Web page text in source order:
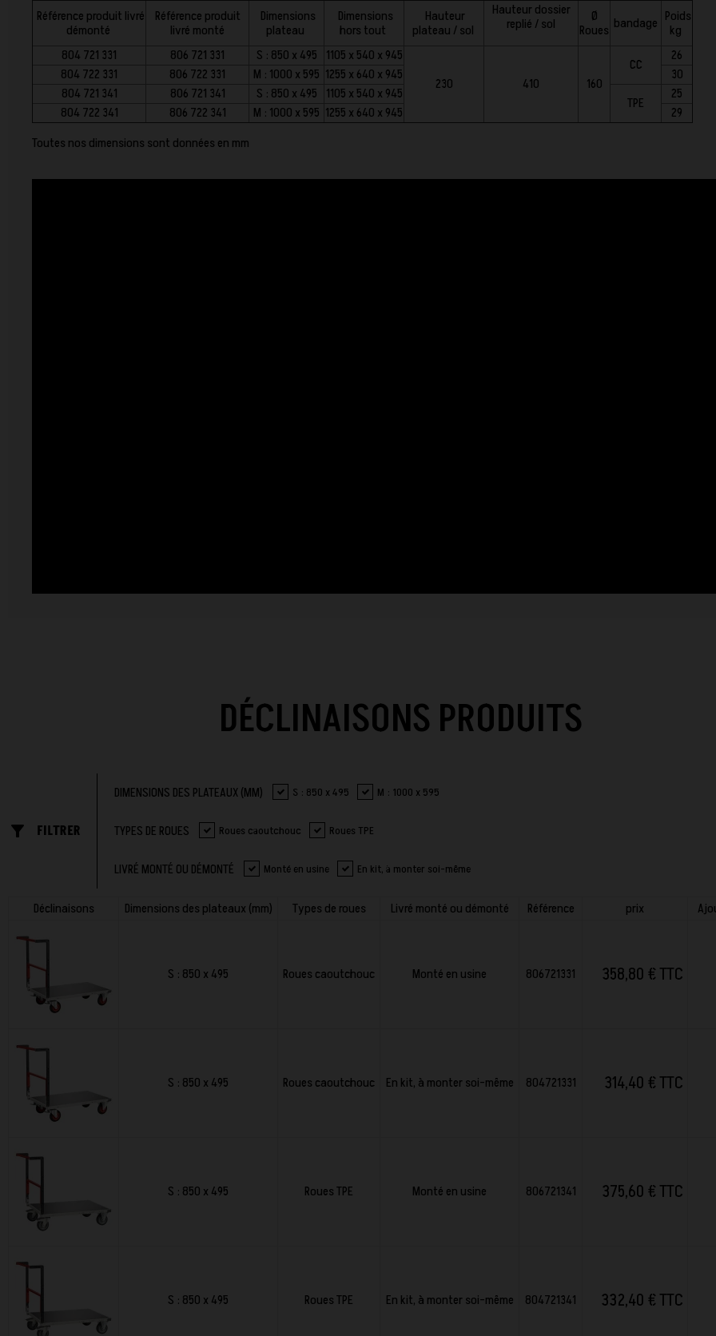
Référence produit livré
démonté
Référence produit
livré monté
Dimensions
plateau
Dimensions
hors tout
Hauteur
plateau / sol
Hauteur dossier
replié / sol
Ø
Roues bandage Poids
kg
804 721 331
806 721 331 S : 850 x 495 1105 x 540 x 945
230
410 160
CC
26
804 722 331
806 722 331 M : 1000 x 595 1255 x 640 x 945
30
804 721 341
806 721 341 S : 850 x 495 1105 x 540 x 945
TPE
25
804 722 341
806 722 341 M : 1000 x 595 1255 x 640 x 945
29
Toutes nos dimensions sont données en mm
DÉCLINAISONS PRODUITS
filter_list_alt FILTRER
DIMENSIONS DES PLATEAUX (MM) S : 850 x 495 M : 1000 x 595
TYPES DE ROUES Roues caoutchouc Roues TPE
LIVRÉ MONTÉ OU DÉMONTÉ Monté en usine En kit, à monter soi-même
Déclinaisons Dimensions des plateaux (mm) Types de roues Livré monté ou démonté Référence prix
S : 850 x 495 Roues caoutchouc Monté en usine 806721331 358,80 € TTC
S : 850 x 495 Roues caoutchouc En kit, à monter soi-même 804721331 314,40 € TTC
S : 850 x 495 Roues TPE Monté en usine 806721341 375,60 € TTC
S : 850 x 495 Roues TPE En kit, à monter soi-même 804721341 332,40 € TTC